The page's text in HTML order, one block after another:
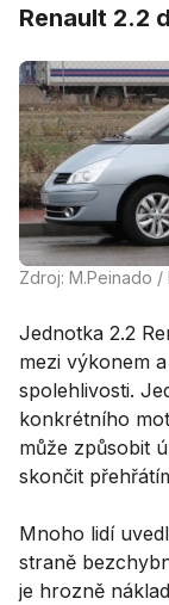
Renault 2.2
Zdroj: M.Peinado /
Jednotka 2.2
mezi výkonem
spolehlivosti.
konkrétního
může způsobit
skončit
Mnoho lidí
straně
je hrozně